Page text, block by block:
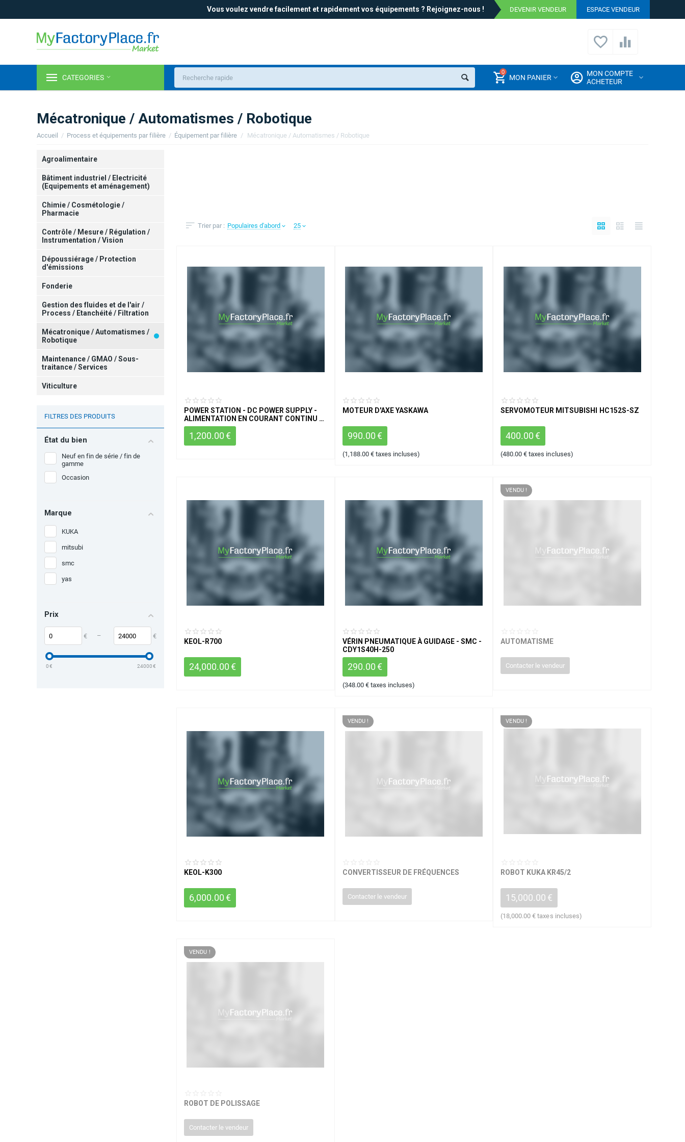
DEVENIR VENDEUR ESPACE VENDEUR
Vous voulez vendre facilement et rapidement vos équipements ? Rejoignez-nous !
CATEGORIES
MON COMPTE
ACHETEUR
0
MON PANIER
Mécatronique / Automatismes / Robotique
Accueil / Process et équipements par filière / Équipement par filière / Mécatronique / Automatismes / Robotique
Trier par : Populaires d'abord 25
POWER STATION - DC POWER SUPPLY -
ALIMENTATION EN COURANT CONTINU -
PE3000-8
1,200.00€
MOTEUR D'AXE YASKAWA
990.00€
(1,188.00 €taxes incluses)
SERVOMOTEUR MITSUBISHI HC152S-SZ
400.00 €
(480.00 € taxes incluses)
KEOL-R700
24,000.00€
VÉRIN PNEUMATIQUE À GUIDAGE - SMC -
CDY1S40H-250
290.00€
(348.00 €taxes incluses)
VENDU !
AUTOMATISME
Contacter le vendeur
KEOL-K300
6,000.00€
VENDU !
CONVERTISSEUR DE FRÉQUENCES
Contacter le vendeur
VENDU !
ROBOT KUKA KR45/2
15,000.00 €
(18,000.00 € taxes incluses)
VENDU !
ROBOT DE POLISSAGE
Contacter le vendeur
Agroalimentaire
Bâtiment industriel / Electricité
(Equipements et aménagement)
Chimie / Cosmétologie /
Pharmacie
Contrôle / Mesure / Régulation /
Instrumentation / Vision
Dépoussiérage / Protection
d'émissions
Fonderie
Gestion des fluides et de l'air /
Process / Etanchéité / Filtration
Mécatronique / Automatismes /
Robotique
Maintenance / GMAO / Sous-
traitance / Services
Viticulture
FILTRES DES PRODUITS
État du bien
Neuf en fin de série / fin de
gamme
Occasion
Marque
KUKA
mitsubi
smc
yas
Prix
€ – €
0€ 24000€